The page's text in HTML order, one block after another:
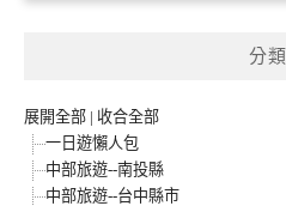
分類
展開全部 | 收合全部
一日遊懶人包
中部旅遊--南投縣
中部旅遊--台中縣市